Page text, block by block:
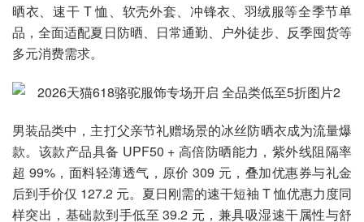
晒衣、速干 T 恤、软壳外套、冲锋衣、羽绒服等全季节单
品，全面适配夏日防晒、日常通勤、户外徒步、反季囤货等
多元消费需求。
男装品类中，主打父亲节礼赠场景的冰丝防晒衣成为流量爆
款。该款产品具备 UPF50 + 高倍防晒能力，紫外线阻隔率
超 99%，面料轻薄透气，原价 309 元，叠加优惠券与礼金
后到手价仅 127.2 元。夏日刚需的速干短袖 T 恤优惠力度同
样突出，基础款到手低至 39.2 元，兼具吸湿速干属性与舒